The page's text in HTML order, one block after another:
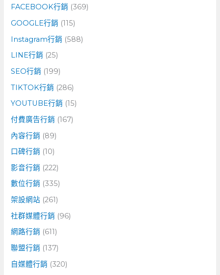
FACEBOOK行銷 (369)
GOOGLE行銷 (115)
Instagram行銷 (588)
LINE行銷 (25)
SEO行銷 (199)
TIKTOK行銷 (286)
YOUTUBE行銷 (15)
付費廣告行銷 (167)
內容行銷 (89)
口碑行銷 (10)
影音行銷 (222)
數位行銷 (335)
架設網站 (261)
社群媒體行銷 (96)
網路行銷 (611)
聯盟行銷 (137)
自媒體行銷 (320)